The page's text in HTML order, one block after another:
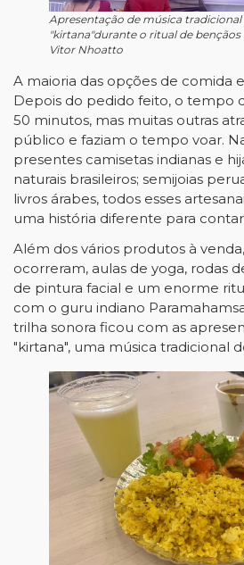
Apresentação de música tradicional
"kirtana"durante o ritual de
Vitor Nhoatto
A maioria das opções de comida
Depois do pedido feito, o tempo
50 minutos, mas muitas outras
público e faziam o tempo voar.
presentes camisetas indianas e
naturais brasileiros; semijoias
livros árabes, todos esses
uma história diferente para
Além dos vários produtos à
ocorreram, aulas de yoga, rodas
de pintura facial e um enorme
com o guru indiano
trilha sonora ficou com as
"kirtana", uma música tradicional